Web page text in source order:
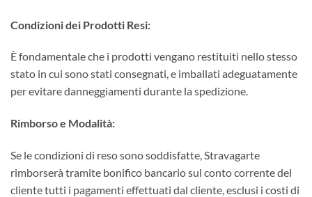
Condizioni dei Prodotti Resi:
È fondamentale che i prodotti vengano restituiti nello stesso
stato in cui sono stati consegnati, e imballati adeguatamente
per evitare danneggiamenti durante la spedizione.
Rimborso e Modalità:
Se le condizioni di reso sono soddisfatte, Stravagarte
rimborserà tramite bonifico bancario sul conto corrente del
cliente tutti i pagamenti effettuati dal cliente, esclusi i costi di